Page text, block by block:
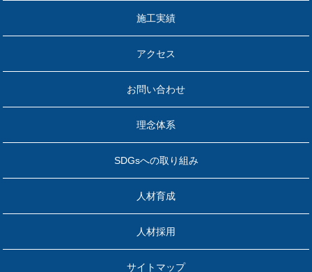
施工実績
アクセス
お問い合わせ
理念体系
SDGsへの取り組み
人材育成
人材採用
サイトマップ